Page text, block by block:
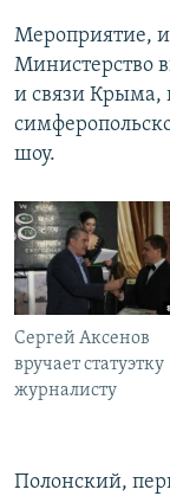
Мероприятие,
Министерство
и связи Крыма,
шоу.
Сергей Аксенов
вручает статуэтку
журналисту
Полонский,